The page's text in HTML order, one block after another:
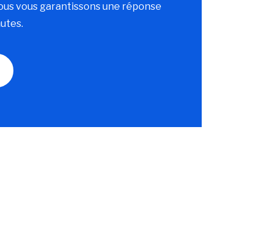
vous garantissons une réponse